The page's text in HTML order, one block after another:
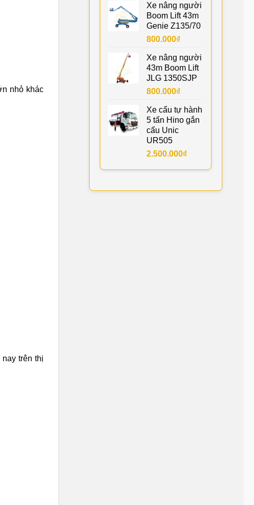
nhỏ khác
trên thị
Xe nâng người
Boom Lift 43m
Genie Z135/70
800.000₫
Xe nâng người
43m Boom Lift
JLG 1350SJP
800.000₫
Xe cẩu tự hành
5 tấn Hino gắn
cẩu Unic
UR505
2.500.000₫